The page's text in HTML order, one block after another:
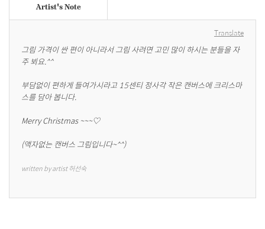
Artist's Note
Translate
그림 가격이 싼 편이 아니라서 그림 사려면 고민 많이 하시는 분들을 자
주 뵈요.^^
부담없이 편하게 들여가시라고 15센티 정사각 작은 캔버스에 크리스마
스를 담아 봅니다.
Merry Christmas ~~~♡
(액자없는 캔버스 그림입니다~^^)
written by artist 허선숙